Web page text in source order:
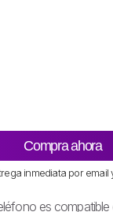
Compra ahora
inmediata por email
es